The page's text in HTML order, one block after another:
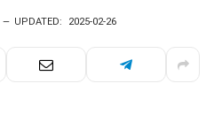
UPDATED: 2025-02-26